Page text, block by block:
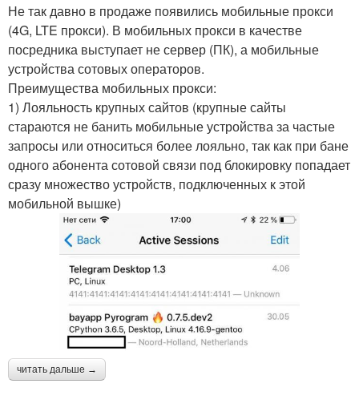
Не так давно в продаже появились мобильные прокси
(4G, LTE прокси). В мобильных прокси в качестве
посредника выступает не сервер (ПК), а мобильные
устройства сотовых операторов.
Преимущества мобильных прокси:
1) Лояльность крупных сайтов (крупные сайты
стараются не банить мобильные устройства за частые
запросы или относиться более лояльно, так как при бане
одного абонента сотовой связи под блокировку попадает
сразу множество устройств, подключенных к этой
мобильной вышке)
читать дальше →